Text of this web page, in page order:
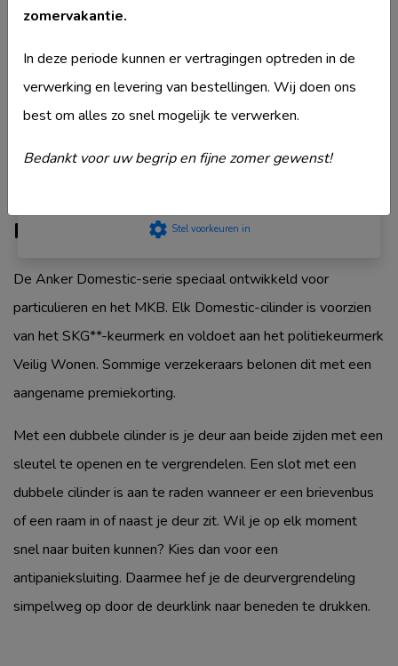
Productbeschrijving
De Anker Domestic-serie speciaal ontwikkeld voor
particulieren en het MKB. Elk Domestic-cilinder is voorzien
van het SKG**-keurmerk en voldoet aan het politiekeurmerk
Veilig Wonen. Sommige verzekeraars belonen dit met een
aangename premiekorting.
Met een dubbele cilinder is je deur aan beide zijden met een
sleutel te openen en te vergrendelen. Een slot met een
dubbele cilinder is aan te raden wanneer er een brievenbus
of een raam in of naast je deur zit. Wil je op elk moment
snel naar buiten kunnen? Kies dan voor een
antipanieksluiting. Daarmee hef je de deurvergrendeling
simpelweg op door de deurklink naar beneden te drukken.
Type deurcilinder
Dubbele cilinder
Veiligheidsklasse
SKG2
Komt ook voor in
Ankerslot Dubbele
zomervakantie.
In deze periode kunnen er vertragingen optreden in de
verwerking en levering van bestellingen. Wij doen ons
best om alles zo snel mogelijk te verwerken.
Bedankt voor uw begrip en fijne zomer gewenst!
privacyStement.
Niet geclassificeerd
settings Stel voorkeuren in